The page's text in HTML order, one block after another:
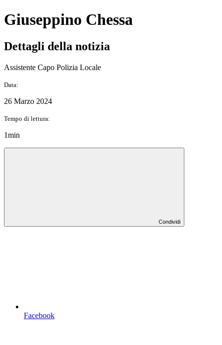
Giuseppino Chessa
Dettagli della notizia
Assistente Capo Polizia Locale
Data:
26 Marzo 2024
Tempo di lettura:
1min
Condividi
Facebook